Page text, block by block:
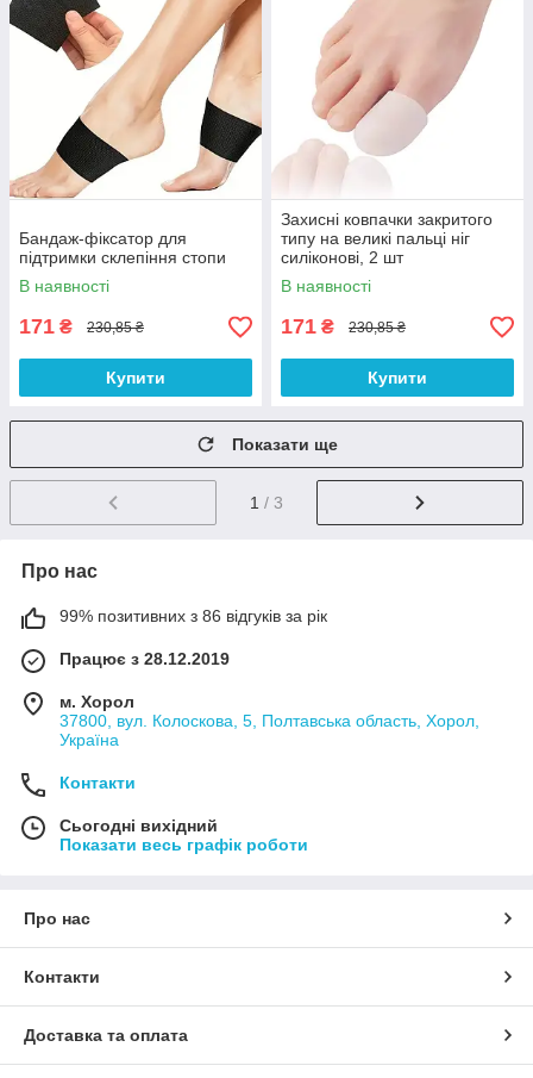
Бандаж-фіксатор для
підтримки склепіння стопи
В наявності
171 ₴ 230,85 ₴
Купити
Захисні ковпачки закритого
типу на великі пальці ніг
силіконові, 2 шт
В наявності
171 ₴ 230,85 ₴
Купити
Показати ще
1 / 3
Про нас
99% позитивних з 86 відгуків за рік
Працює з 28.12.2019
м. Хорол
37800, вул. Колоскова, 5, Полтавська область, Хорол,
Україна
Контакти
Сьогодні вихідний
Показати весь графік роботи
Про нас
Контакти
Доставка та оплата